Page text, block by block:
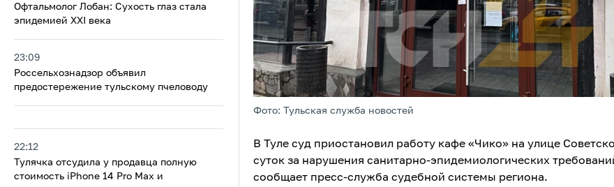
Офтальмолог Лобан: Сухость глаз стала
эпидемией XXI века
23:09
Россельхознадзор объявил
предостережение тульскому пчеловоду
22:12
Тулячка отсудила у продавца полную
стоимость iPhone 14 Pro Max и
Фото: Тульская служба новостей
В Туле суд приостановил работу кафе «Чико» на улице
суток за нарушения санитарно-эпидемиологических
сообщает пресс-служба судебной системы региона.